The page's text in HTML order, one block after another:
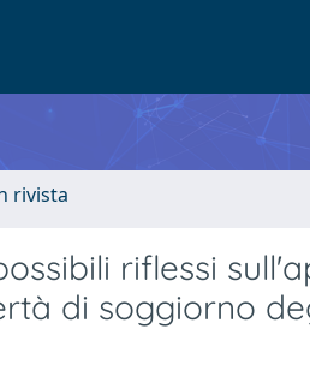
rivista
riflessi
di soggiorno